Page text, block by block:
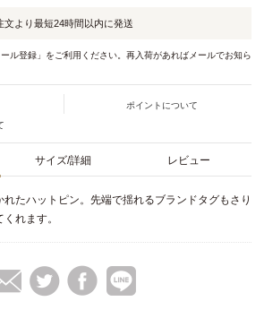
文より最短24時間以内に発送
ル登録」をご利用ください。再入荷があればメールでお知ら
ポイントについて
サイズ/詳細 レビュー
たハットピン。先端で揺れるブランドタグもさり
れます。